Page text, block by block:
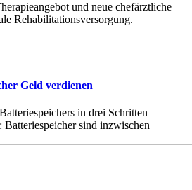
und neue chefärztliche
Rehabilitationsversorgung.
Geld verdienen
in drei Schritten
sind inzwischen